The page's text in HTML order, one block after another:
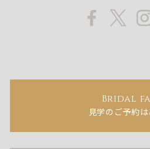
Bridal
見学のご予約